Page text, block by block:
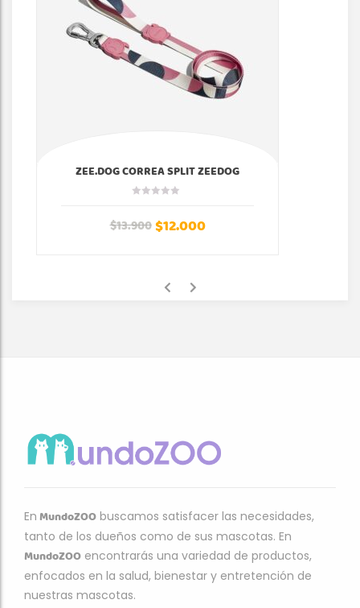
ZEE.DOG CORREA SPLIT ZEEDOG
$13.900$12.000
En MundoZOO buscamos satisfacer las necesidades,
tanto de los dueños como de sus mascotas. En
MundoZOO encontrarás una variedad de productos,
enfocados en la salud, bienestar y entretención de
nuestras mascotas.